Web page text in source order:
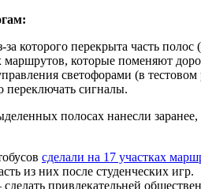
которого перекрыта часть полос
которые поменяют
светофорами (в
переключать сигналы.
полосах нанесли
сделали на 17 участках
из них после студенческих игр.
привлекательней